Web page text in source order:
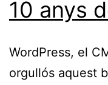
10 anys
WordPress, el
orgullós aquest